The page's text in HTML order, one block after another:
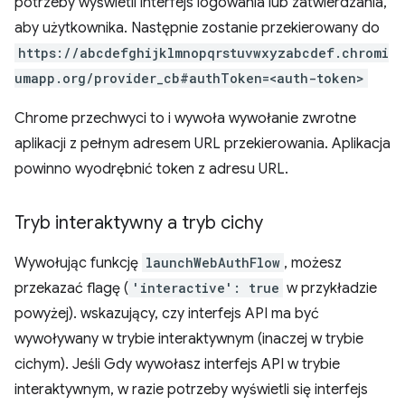
aby użytkownika. Następnie zostanie przekierowany do
https://abcdefghijklmnopqrstuvwxyzabcdef.chromi
umapp.org/provider_cb#authToken=<auth-token>
Chrome przechwyci to i wywoła wywołanie zwrotne
aplikacji z pełnym adresem URL przekierowania. Aplikacja
powinno wyodrębnić token z adresu URL.
Tryb interaktywny a tryb cichy
Wywołując funkcję launchWebAuthFlow , możesz
przekazać flagę ( 'interactive': true w przykładzie
powyżej). wskazujący, czy interfejs API ma być
wywoływany w trybie interaktywnym (inaczej w trybie
cichym). Jeśli Gdy wywołasz interfejs API w trybie
interaktywnym, w razie potrzeby wyświetli się interfejs